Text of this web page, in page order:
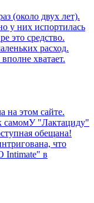
(около двух лет).
у них испортилась
это средство.
расход.
хватает.
на этом сайте.
самомУ "Лактациду"
обещана!
что
Intimate" в